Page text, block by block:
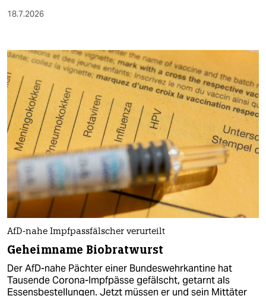
18.7.2026
AfD-nahe Impfpassfälscher verurteilt
Geheimname Biobratwurst
Der AfD-nahe Pächter einer Bundeswehrkantine hat
Tausende Corona-Impfpässe gefälscht, getarnt als
Essensbestellungen. Jetzt müssen er und sein Mittäter